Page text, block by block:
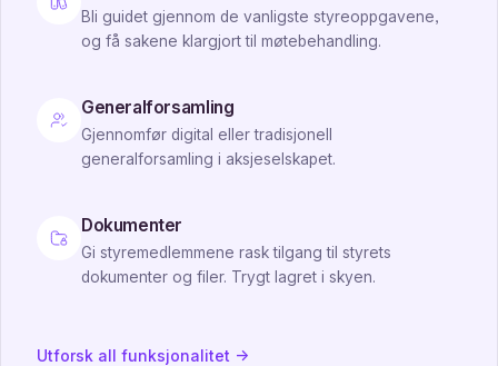
Bli guidet gjennom de vanligste styreoppgavene,
og få sakene klargjort til møtebehandling.
Generalforsamling
Gjennomfør digital eller tradisjonell
generalforsamling i aksjeselskapet.
Dokumenter
Gi styremedlemmene rask tilgang til styrets
dokumenter og filer. Trygt lagret i skyen.
Utforsk all funksjonalitet →